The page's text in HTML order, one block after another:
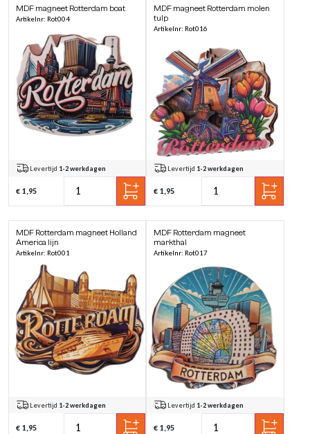
MDF magneet Rotterdam boat
Artikelnr: Rot004
Levertijd 1-2 werkdagen
€ 1,95
MDF magneet Rotterdam molen
tulp
Artikelnr: Rot016
Levertijd 1-2 werkdagen
€ 1,95
MDF Rotterdam magneet Holland
America lijn
Artikelnr: Rot001
Levertijd 1-2 werkdagen
€ 1,95
MDF Rotterdam magneet
markthal
Artikelnr: Rot017
Levertijd 1-2 werkdagen
€ 1,95